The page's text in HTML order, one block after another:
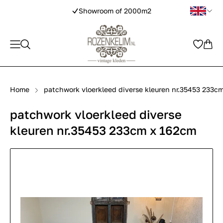
Showroom of 2000m2
Home patchwork vloerkleed diverse kleuren nr.35453
patchwork vloerkleed diverse
kleuren nr.35453 233cm x 162cm